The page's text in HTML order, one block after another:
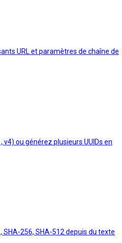
URL et paramètres de chaîne de
v4) ou générez plusieurs UUIDs en
SHA-256, SHA-512 depuis du texte